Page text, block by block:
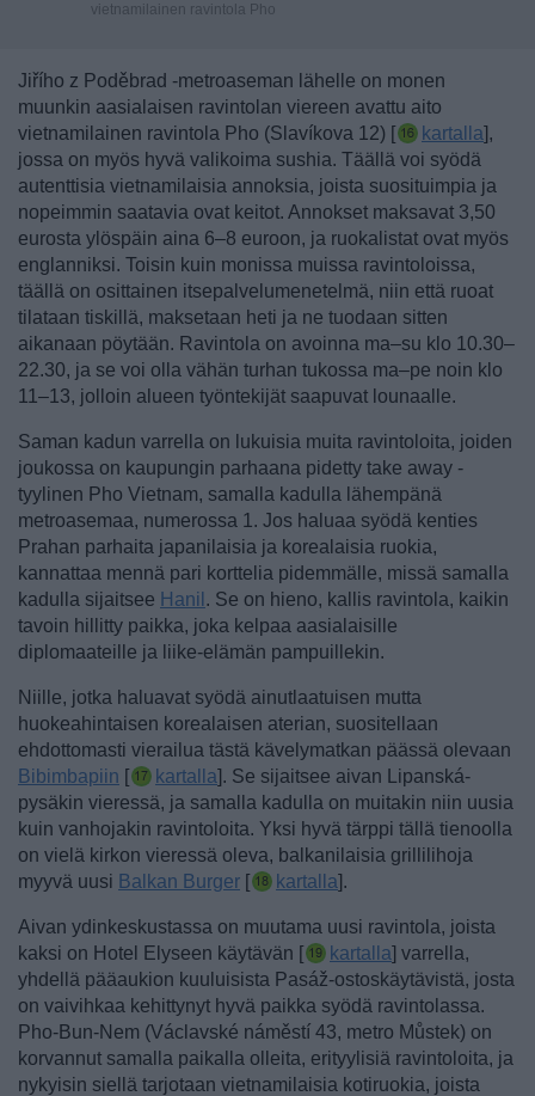
vietnamilainen ravintola Pho
Jiřího z Poděbrad -metroaseman lähelle on monen
muunkin aasialaisen ravintolan viereen avattu aito
vietnamilainen ravintola Pho (Slavíkova 12) [
kartalla],
jossa on myös hyvä valikoima sushia. Täällä voi syödä
autenttisia vietnamilaisia annoksia, joista suosituimpia ja
nopeimmin saatavia ovat keitot. Annokset maksavat 3,50
eurosta ylöspäin aina 6–8 euroon, ja ruokalistat ovat myös
englanniksi. Toisin kuin monissa muissa ravintoloissa,
täällä on osittainen itsepalvelumenetelmä, niin että ruoat
tilataan tiskillä, maksetaan heti ja ne tuodaan sitten
aikanaan pöytään. Ravintola on avoinna ma–su klo 10.30–
22.30, ja se voi olla vähän turhan tukossa ma–pe noin klo
11–13, jolloin alueen työntekijät saapuvat lounaalle.
Saman kadun varrella on lukuisia muita ravintoloita, joiden
joukossa on kaupungin parhaana pidetty take away -
tyylinen Pho Vietnam, samalla kadulla lähempänä
metroasemaa, numerossa 1. Jos haluaa syödä kenties
Prahan parhaita japanilaisia ja korealaisia ruokia,
kannattaa mennä pari korttelia pidemmälle, missä samalla
kadulla sijaitsee Hanil . Se on hieno, kallis ravintola, kaikin
tavoin hillitty paikka, joka kelpaa aasialaisille
diplomaateille ja liike-elämän pampuillekin.
Niille, jotka haluavat syödä ainutlaatuisen mutta
huokeahintaisen korealaisen aterian, suositellaan
ehdottomasti vierailua tästä kävelymatkan päässä olevaan
Bibimbapiin [ kartalla]. Se sijaitsee aivan Lipanská-
pysäkin vieressä, ja samalla kadulla on muitakin niin uusia
kuin vanhojakin ravintoloita. Yksi hyvä tärppi tällä tienoolla
on vielä kirkon vieressä oleva, balkanilaisia grillilihoja
myyvä uusi Balkan Burger [ kartalla].
Aivan ydinkeskustassa on muutama uusi ravintola, joista
kaksi on Hotel Elyseen käytävän [
kartalla] varrella,
yhdellä pääaukion kuuluisista Pasáž-ostoskäytävistä, josta
on vaivihkaa kehittynyt hyvä paikka syödä ravintolassa.
Pho-Bun-Nem (Václavské náměstí 43, metro Můstek) on
korvannut samalla paikalla olleita, erityylisiä ravintoloita, ja
nykyisin siellä tarjotaan vietnamilaisia kotiruokia, joista